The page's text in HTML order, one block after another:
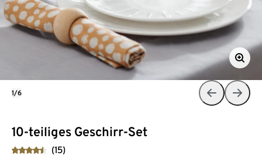
10-teiliges Geschirr-Set
(15)
1/6